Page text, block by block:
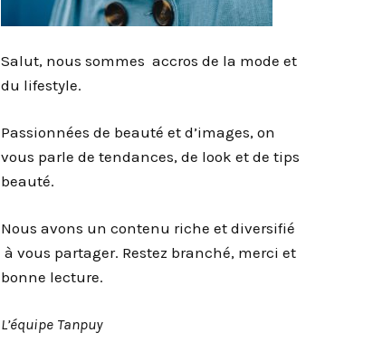
Salut, nous sommes accros de la mode et
du lifestyle.
Passionnées de beauté et d’images, on
vous parle de tendances, de look et de tips
beauté.
Nous avons un contenu riche et diversifié
à vous partager. Restez branché, merci et
bonne lecture.
L’équipe Tanpuy